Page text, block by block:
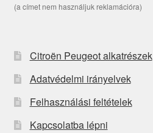
(a címet nem használjuk reklamációra)
Citroën Peugeot alkatrészek
Adatvédelmi irányelvek
Felhasználási feltételek
Kapcsolatba lépni